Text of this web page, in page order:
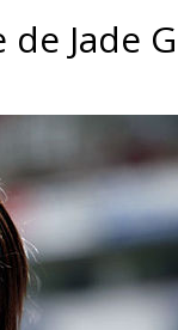
Jade